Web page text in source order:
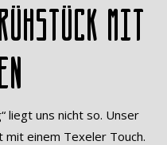
mit
liegt uns nicht so. Unser
mit einem Texeler Touch.